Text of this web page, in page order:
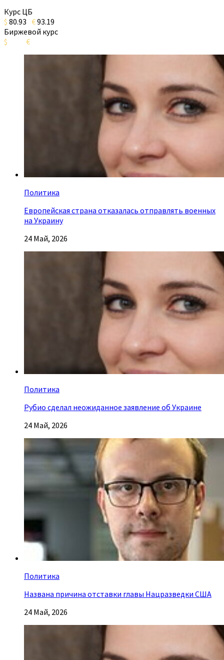
Курс ЦБ
$ 80.93 €93.19
Биржевой курс
$
€
Политика
Европейская страна отказалась отправлять военных
на Украину
24 Май, 2026
Политика
Рубио сделал неожиданное заявление об Украине
24 Май, 2026
Политика
Названа причина отставки главы Нацразведки США
24 Май, 2026